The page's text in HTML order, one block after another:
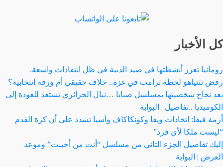
كل الأخبار
رومانيا تعزز أنشطتها في صيد الدببة في ظل انتقادات واسعة.
رفض نتنياهو لخطة ترامب في غزة.. خلاف حقيقي أم ورقة انتخابية؟
بعد نجاح شخصيتها بمسلسل صبايا …نبال الجزائري تستعد للعودة إلى
الكوميديا ..تفاصيل | البوابة
أزمة فيفا: اتحادات ويفا وكونكاكاف وآسيا تشدد على أن كرة القدم
“ليست ملكا لأي فرد”
إليك تفاصيل الجزء الثاني من مسلسل “أنت من أحببت” وموعد
العرض | البوابة